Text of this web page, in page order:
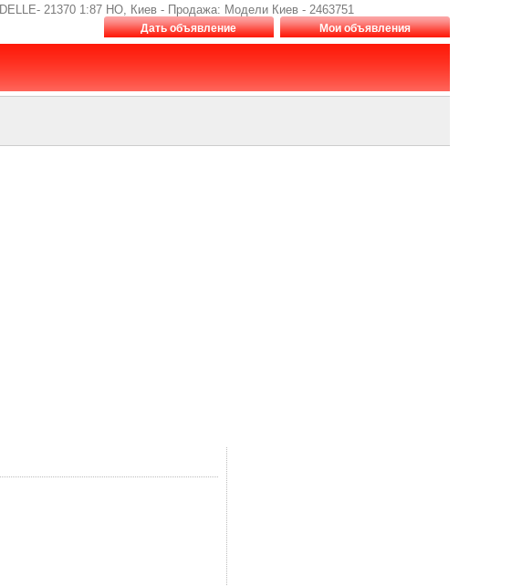
21370 1:87 HO, Киев - Продажа: Модели Киев - 2463751
Дать объявление Мои объявления